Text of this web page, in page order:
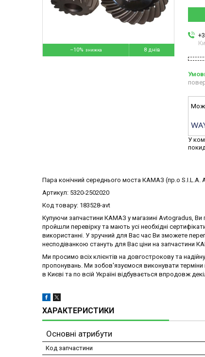
–10% 8 днів
У
Пара конічний середнього моста КАМАЗ (пр.о S.I.L.A.
Артикул: 5320-2502020
Код товару: 183528-avt
Купуючи запчастини КАМАЗ у магазині Avtogradus, Ви
пройшли перевірку та мають усі необхідні
використанні. У зручний для Вас час Ви зможете
несподіванкою стануть для Вас ціни на запчастини
Ми просимо всіх клієнтів на довгострокову та
пропонувань. Ми зобов'язуємося виконувати терміни
в Києві та по всій Україні відбувається впродовж
ХАРАКТЕРИСТИКИ
Основні атрибути
Код запчастини